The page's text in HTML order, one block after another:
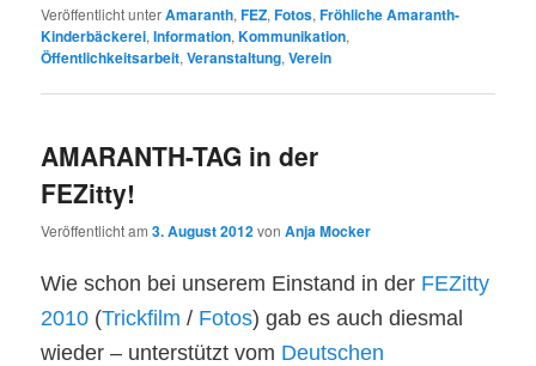
Veröffentlicht unterAmaranth,FEZ,Fotos,Fröhliche Amaranth-
Kinderbäckerei,Information,Kommunikation,
Öffentlichkeitsarbeit,Veranstaltung,Verein
AMARANTH-TAG in der
FEZitty!
Veröffentlicht am3. August 2012vonAnja Mocker
Wie schon bei unserem Einstand in der FEZitty
2010 (Trickfilm / Fotos) gab es auch diesmal
wieder – unterstützt vom Deutschen